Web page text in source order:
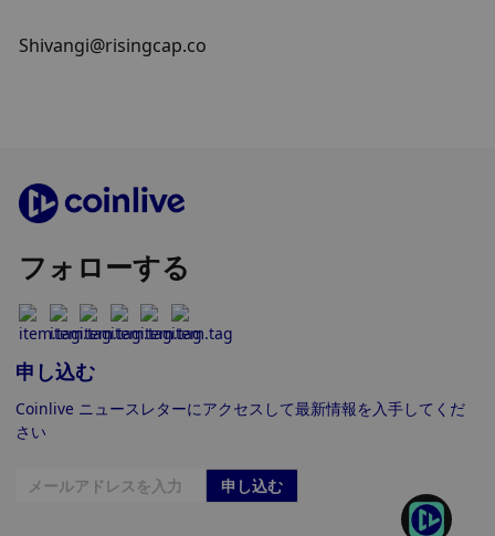
Shivangi@risingcap.co
フォローする
申し込む
Coinlive ニュースレターにアクセスして最新情報を入手してくだ
さい
申し込む